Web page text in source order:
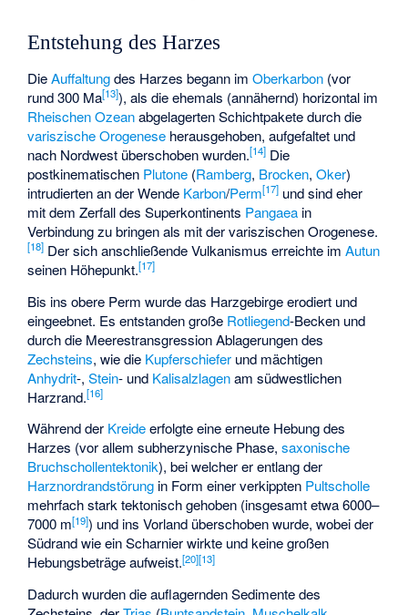
Entstehung des Harzes
DieAuffaltungdes Harzes begann imOberkarbon (vor
rund 300 Ma[13]), als die ehemals (annähernd) horizontal im
Rheischen Ozeanabgelagerten Schichtpakete durch die
variszische Orogenese herausgehoben, aufgefaltet und
nach Nordwest überschoben wurden.[14] Die
postkinematischen Plutone (Ramberg, Brocken,Oker)
intrudierten an der Wende Karbon/Perm[17] und sind eher
mit dem Zerfall des Superkontinents Pangaea in
Verbindung zu bringen als mit der variszischen Orogenese.
[18] Der sich anschließende Vulkanismus erreichte imAutun
seinen Höhepunkt.[17]
Bis ins obere Perm wurde das Harzgebirge erodiert und
eingeebnet. Es entstanden große Rotliegend-Becken und
durch die Meerestransgression Ablagerungen des
Zechsteins, wie die Kupferschiefer und mächtigen
Anhydrit-,Stein- und Kalisalzlagenam südwestlichen
Harzrand.[16]
Während der Kreideerfolgte eine erneute Hebung des
Harzes (vor allem subherzynische Phase,saxonische
Bruchschollentektonik), bei welcher er entlang der
Harznordrandstörung in Form einer verkippten Pultscholle
mehrfach stark tektonisch gehoben (insgesamt etwa 6000–
7000 m[19]) und ins Vorland überschoben wurde, wobei der
Südrand wie ein Scharnier wirkte und keine großen
Hebungsbeträge aufweist.[20][13]
Dadurch wurden die auflagernden Sedimente des